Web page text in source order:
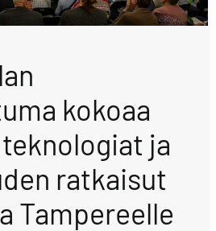
kokoaa
ja
ratkaisut
Tampereelle